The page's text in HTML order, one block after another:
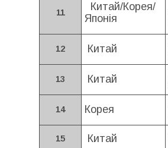
11
Китай/Корея/
Японія
12 Китай
13 Китай
14 Корея
15 Китай